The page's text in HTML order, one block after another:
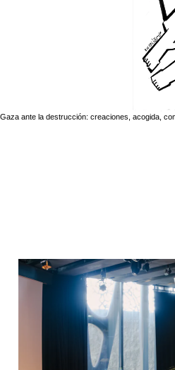
Gaza ante la destrucción: creaciones, acogida,